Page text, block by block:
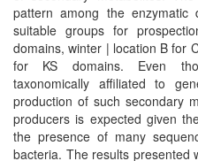
pattern among the
suitable groups for
domains, winter | location B for
for KS domains. Even
taxonomically affiliated to
production of such secondary
producers is expected given
the presence of many
bacteria. The results presented